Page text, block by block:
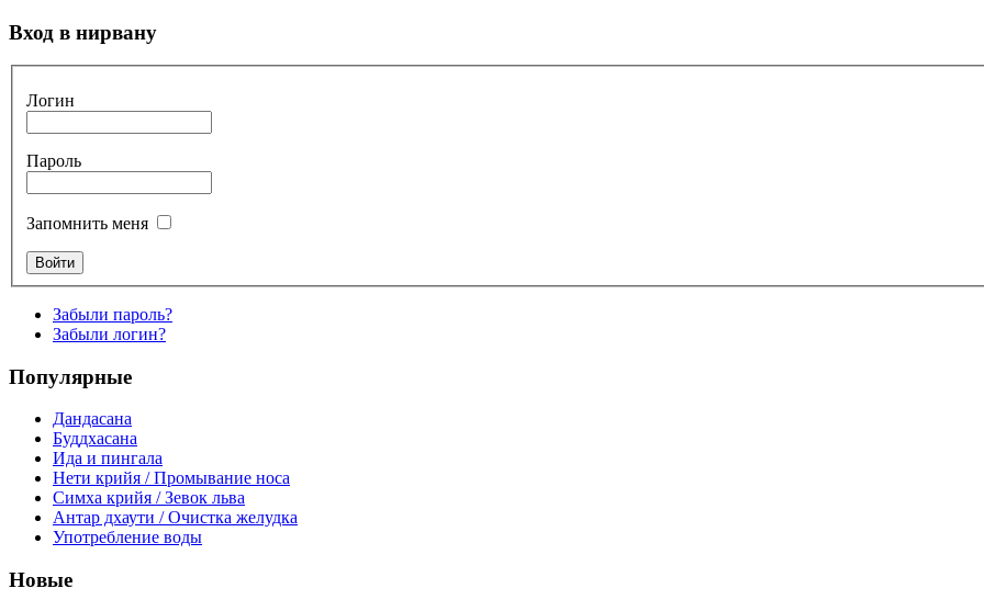
Вход в нирвану
Логин
Пароль
Запомнить меня
Забыли пароль?
Забыли логин?
Популярные
Дандасана
Буддхасана
Ида и пингала
Нети крийя / Промывание носа
Симха крийя / Зевок льва
Антар дхаути / Очистка желудка
Употребление воды
Новые